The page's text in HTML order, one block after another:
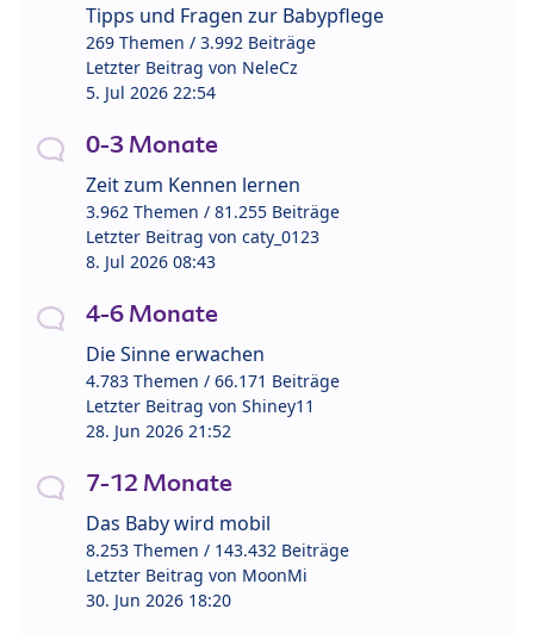
Tipps und Fragen zur Babypflege
269 Themen / 3.992 Beiträge
Letzter Beitrag von NeleCz
5. Jul 2026 22:54
0-3 Monate
Zeit zum Kennen lernen
3.962 Themen / 81.255 Beiträge
Letzter Beitrag von caty_0123
8. Jul 2026 08:43
4-6 Monate
Die Sinne erwachen
4.783 Themen / 66.171 Beiträge
Letzter Beitrag von Shiney11
28. Jun 2026 21:52
7-12 Monate
Das Baby wird mobil
8.253 Themen / 143.432 Beiträge
Letzter Beitrag von MoonMi
30. Jun 2026 18:20